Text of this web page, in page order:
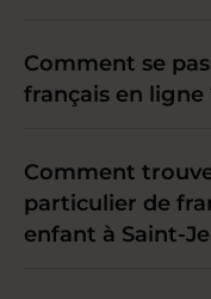
Comment se
français en ligne
Comment
particulier de
enfant à Saint-